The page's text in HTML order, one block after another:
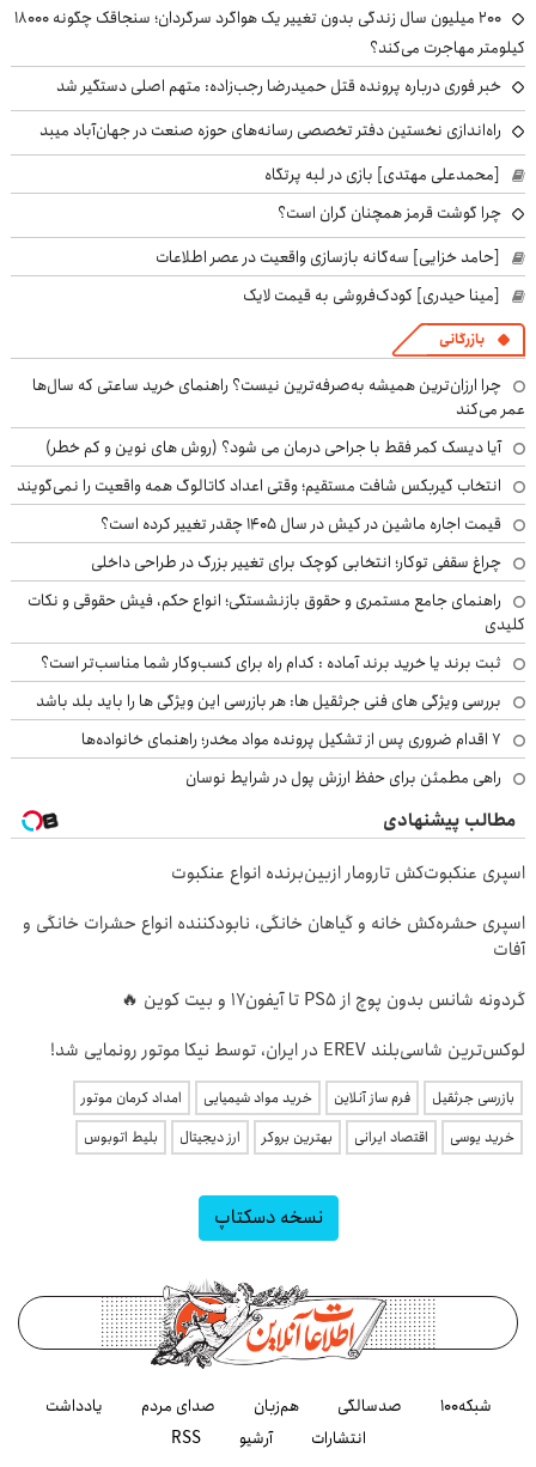
۲۰۰ میلیون سال زندگی بدون تغییر یک هواگرد سرگردان؛ سنجاقک‌ چگونه ۱۸۰۰۰
کیلومتر مهاجرت می‌کند؟
خبر فوری درباره پرونده قتل حمیدرضا رجب‌زاده: متهم اصلی دستگیر شد
راه‌اندازی نخستین دفتر تخصصی رسانه‌های حوزه صنعت در جهان‌آباد میبد
[محمدعلی مهتدی] بازی در لبه پرتگاه
چرا گوشت قرمز همچنان گران است؟
[حامد خزایی] سه‌گانه بازسازی واقعیت در عصر اطلاعات
[مینا حیدری] کودک‌فروشی به قیمت لایک
بازرگانی
چرا ارزان‌ترین همیشه به‌صرفه‌ترین نیست؟ راهنمای خرید ساعتی که سال‌ها
عمر می‌کند
آیا دیسک کمر فقط با جراحی درمان می شود؟ (روش های نوین و کم خطر)
انتخاب گیربکس شافت مستقیم؛ وقتی اعداد کاتالوگ همه واقعیت را نمی‌گویند
قیمت اجاره ماشین در کیش در سال ۱۴۰۵ چقدر تغییر کرده است؟
چراغ سقفی توکار؛ انتخابی کوچک برای تغییر بزرگ در طراحی داخلی
راهنمای جامع مستمری و حقوق بازنشستگی؛ انواع حکم، فیش حقوقی و نکات
کلیدی
ثبت برند یا خرید برند آماده : کدام راه برای کسب‌وکار شما مناسب‌تر است؟
بررسی ویژگی های فنی جرثقیل ها: هر بازرسی این ویژگی ها را باید بلد باشد
۷ اقدام ضروری پس از تشکیل پرونده مواد مخدر؛ راهنمای خانواده‌ها
راهی مطمئن برای حفظ ارزش پول در شرایط نوسان
مطالب پیشنهادی
اسپری عنکبوت‌‌کش تارومار ازبین‌برنده انواع عنکبوت
اسپری حشره‌کش خانه و گیاهان خانگی، نابودکننده انواع حشرات خانگی و
آفات
گردونه شانس بدون پوچ از PS5 تا آیفون17 و بیت کوین 🔥
لوکس‌ترین شاسی‌بلند EREV در ایران، توسط نیکا موتور رونمایی شد!
بازرسی جرثقیل فرم ساز آنلاین خرید مواد شیمیایی
امداد کرمان موتور
خرید یوسی
اقتصاد ایرانی بهترین بروکر ارز دیجیتال بلیط اتوبوس
نسخه دسکتاپ
شبکه۱۰۰ صدسالگی هم‌زبان صدای مردم
یادداشت
انتشارات
آرشیو RSS